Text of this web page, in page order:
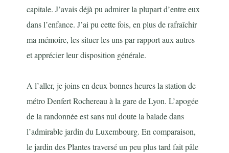
capitale. J’avais déjà pu admirer la plupart d’entre eux
dans l’enfance. J’ai pu cette fois, en plus de rafraîchir
ma mémoire, les situer les uns par rapport aux autres
et apprécier leur disposition générale.
A l’aller, je joins en deux bonnes heures la station de
métro Denfert Rochereau à la gare de Lyon. L’apogée
de la randonnée est sans nul doute la balade dans
l’admirable jardin du Luxembourg. En comparaison,
le jardin des Plantes traversé un peu plus tard fait pâle